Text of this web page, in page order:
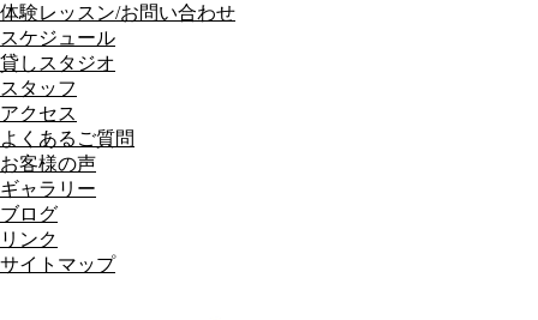
体験レッスン/お問い合わせ
スケジュール
貸しスタジオ
スタッフ
アクセス
よくあるご質問
お客様の声
ギャラリー
ブログ
リンク
サイトマップ